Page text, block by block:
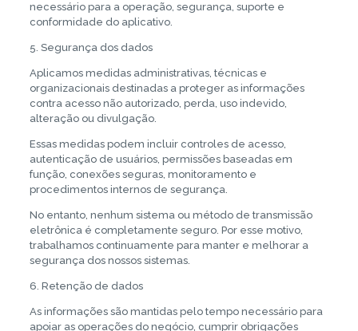
necessário para a operação, segurança, suporte e
conformidade do aplicativo.
5. Segurança dos dados
Aplicamos medidas administrativas, técnicas e
organizacionais destinadas a proteger as informações
contra acesso não autorizado, perda, uso indevido,
alteração ou divulgação.
Essas medidas podem incluir controles de acesso,
autenticação de usuários, permissões baseadas em
função, conexões seguras, monitoramento e
procedimentos internos de segurança.
No entanto, nenhum sistema ou método de transmissão
eletrônica é completamente seguro. Por esse motivo,
trabalhamos continuamente para manter e melhorar a
segurança dos nossos sistemas.
6. Retenção de dados
As informações são mantidas pelo tempo necessário para
apoiar as operações do negócio, cumprir obrigações